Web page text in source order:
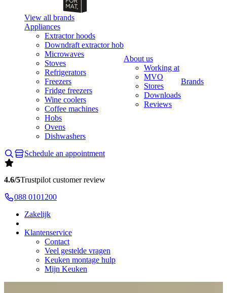
View all brands
Appliances
Extractor hoods
Downdraft extractor hob
Microwaves
Stoves
Refrigerators
Freezers
Fridge freezers
Wine coolers
Coffee machines
Hobs
Ovens
Dishwashers
About us
Working at
MVO
Stores
Downloads
Reviews
Brands
Schedule an appointment
4.6/5Trustpilot customer review
088 0101200
Zakelijk
Klantenservice
Contact
Veel gestelde vragen
Keuken montage hulp
Mijn Keuken